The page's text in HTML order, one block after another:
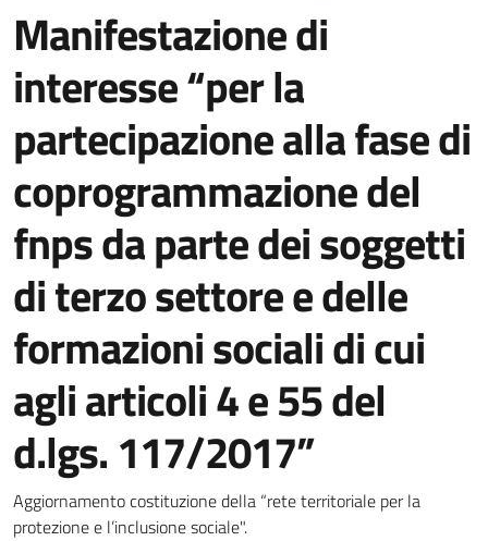
Manifestazione di
interesse “per la
partecipazione alla fase di
coprogrammazione del
fnps da parte dei soggetti
di terzo settore e delle
formazioni sociali di cui
agli articoli 4 e 55 del
d.lgs. 117/2017”
Dettagli della notizia
Aggiornamento costituzione della “rete territoriale per la
protezione e l’inclusione sociale".